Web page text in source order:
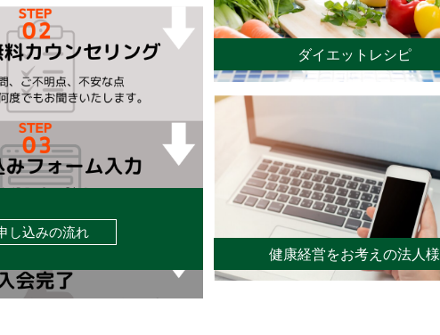
し込みの流れ
ダイエットレシピ
健康経営をお考えの法人様